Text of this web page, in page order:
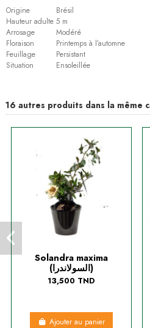
Origine
Brésil
Hauteur adulte 5 m
Arrosage
Modéré
Floraison
Printemps à l’automne
Feuillage
Persistant
Situation
Ensoleillée
16 autres produits dans la même
Solandra maxima
(السولاندرا)
13,500 TND
Ajouter au panier